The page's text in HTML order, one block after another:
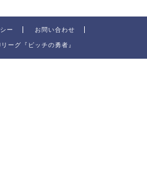
ー お問い合わせ
グ『ピッチの勇者』